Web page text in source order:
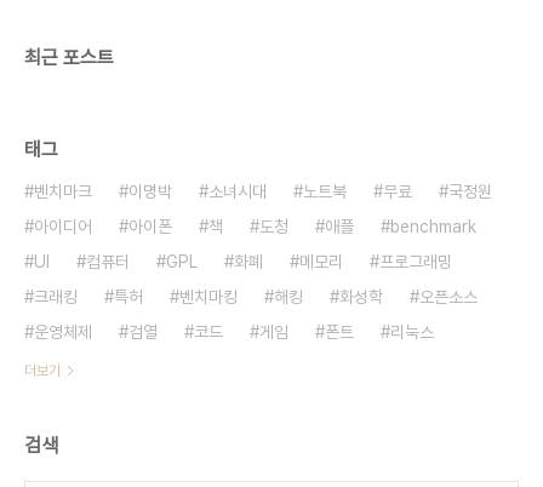
최근 포스트
태그
벤치마크 이명박 소녀시대 노트북 무료
국정원
아이디어
아이폰 책 도청 애플
benchmark
UI
컴퓨터 GPL 화폐 메모리
프로그래밍
크래킹
특허 벤치마킹 해킹 화성학
오픈소스
운영체제
검열 코드 게임 폰트 리눅스
더보기
검색